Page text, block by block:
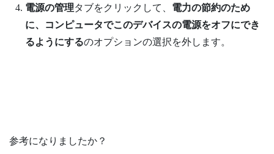
電源の管理タブをクリックして、 電力の節約のため
に、コンピュータでこのデバイスの電源をオフにでき
るようにするのオプションの選択を外します。
参考になりましたか？